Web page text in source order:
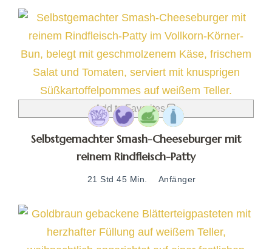
Add to Favorites
Selbstgemachter Smash-Cheeseburger mit
reinem Rindfleisch-Patty
21 Std 45 Min. Anfänger